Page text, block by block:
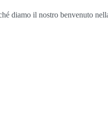
diamo il nostro benvenuto